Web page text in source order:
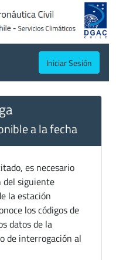
Iniciar Sesión
a la fecha
es necesario
siguiente
la estación
los códigos de
datos de la
de interrogación al